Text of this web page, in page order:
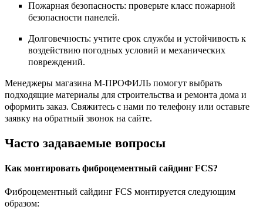
Пожарная безопасность: проверьте класс пожарной
безопасности панелей.
Долговечность: учтите срок службы и устойчивость к
воздействию погодных условий и механических
повреждений.
Менеджеры магазина М-ПРОФИЛЬ помогут выбрать
подходящие материалы для строительства и ремонта дома и
оформить заказ. Свяжитесь с нами по телефону или оставьте
заявку на обратный звонок на сайте.
Часто задаваемые вопросы
Как монтировать фиброцементный сайдинг FCS?
Фиброцементный сайдинг FCS монтируется следующим
образом: